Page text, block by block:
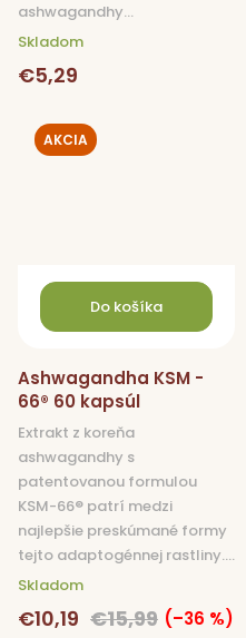
€5,29
Skladom
ashwagandhy...
AKCIA
Do košíka
€10,19 €15,99 (–36 %)
Skladom
Ashwagandha KSM -
66® 60 kapsúl
Extrakt z koreňa
ashwagandhy s
patentovanou formulou
KSM-66® patrí medzi
najlepšie preskúmané formy
tejto adaptogénnej rastliny....